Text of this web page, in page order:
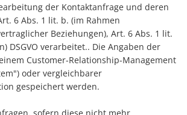
der Kontaktanfrage und deren
6 Abs. 1 lit. b. (im Rahmen
Beziehungen), Art. 6 Abs. 1 lit.
DSGVO verarbeitet.. Die Angaben der
Customer-Relationship-Management
oder vergleichbarer
gespeichert werden.
sofern diese nicht mehr